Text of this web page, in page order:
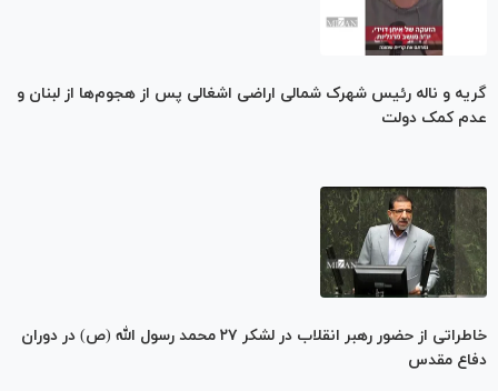
گریه و ناله رئیس شهرک شمالی اراضی اشغالی پس از هجوم‌ها از لبنان و
عدم کمک دولت
خاطراتی از حضور رهبر انقلاب در لشکر ۲۷ محمد رسول الله (ص) در دوران
دفاع مقدس